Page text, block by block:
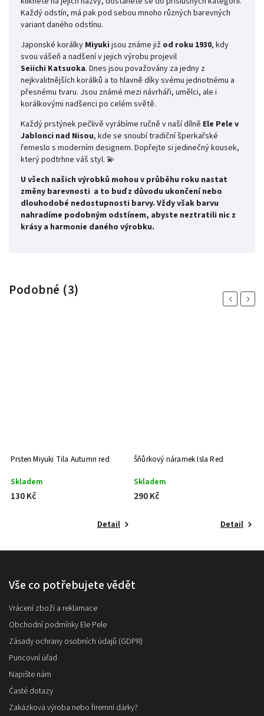
Každý odstín, má pak pod sebou mnoho různých barevných
variant daného odstínu.
Japonské korálky Miyuki jsou známe již od roku 1930, kdy
svou vášeň a nadšení v jejich výrobu projevil
Seiichi Katsuoka. Dnes jsou považovány za jedny z
nejkvalitnějších korálků a to hlavně díky svému jednotnému a
přesnému tvaru. Jsou známé mezi návrháři, umělci, ale i
korálkovými nadšenci po celém světě.
Každý prstýnek pečlivě vyrábíme ručně v naší dílně Ele Pele v
Jablonci nad Nisou, kde se snoubí tradiční šperkařské
řemeslo s moderním designem. Dopřejte si jedinečný kousek,
který podtrhne váš styl. 💫
U všech našich výrobků mohou v průběhu roku nastat
změny barevnosti a to buď z důvodu ukončení nebo
dlouhodobé nedostupnosti barvy. Vždy však barvu
nahradíme podobným odstínem, abyste neztratili nic z
krásy a harmonie daného výrobku.
Podobné (3)
Previous
Prsten Miyuki Tila Autumn red
Skladem
130 Kč
Detail
Šňůrkový náramek Isla Red
Skladem
290 Kč
Detail
Next
Vše co potřebujete vědět
Vrácení zboží a reklamace
Obchodní podmínky Ele Pele
Zásady ochrany osobních údajů (GDPR)
Puncovní úřad
Napište nám
Časté dotazy
Zakázková výroba nebo firemní dárky?